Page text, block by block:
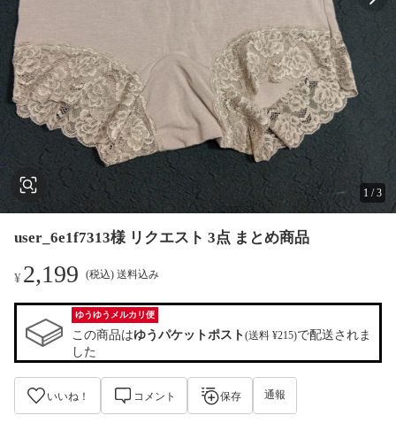
1 /3
user_6e1f7313様 リクエスト 3点 まとめ商品
¥2,199 (税込) 送料込み
ゆうゆうメルカリ便
この商品はゆうパケットポスト(送料 ¥215)で配送されま
した
いいね！ コメント 保存 通報